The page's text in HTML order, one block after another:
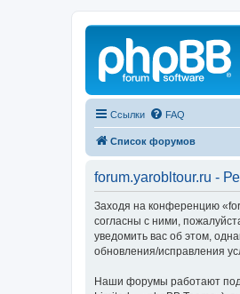
Ссылки FAQ
Список форумов
forum.yarobltour.ru -
Заходя на конференцию
согласны с ними,
уведомить вас об этом,
обновления/исправления
Наши форумы работают под